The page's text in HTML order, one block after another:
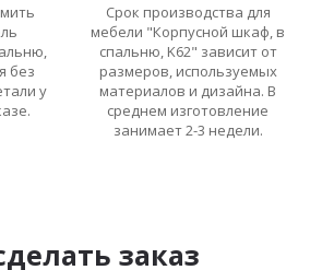
без
у
Срок производства для
мебели "Корпусной шкаф, в
спальню, K62" зависит от
размеров, используемых
материалов и дизайна. В
среднем изготовление
занимает 2-3 недели.
заказ